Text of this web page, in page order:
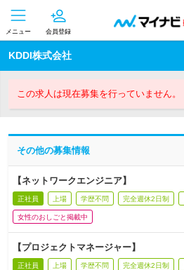
メニュー 会員登録
KDDI株式会社
この求人は現在募集を行っていません。
その他の募集情報
【ネットワークエンジニア】
正社員 上場 学歴不問 完全週休2日制
女性のおしごと掲載中
【プロジェクトマネージャー】
正社員 上場 学歴不問 完全週休2日制